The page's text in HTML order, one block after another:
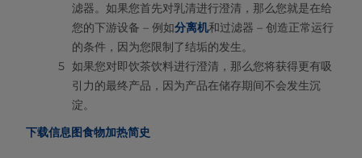
滤器。如果您首先对乳清进行澄清，那么您就是在给
您的下游设备 – 例如分离机和过滤器 – 创造正常运行
的条件，因为您限制了结垢的发生。
如果您对即饮茶饮料进行澄清，那么您将获得更有吸
引力的最终产品，因为产品在储存期间不会发生沉
淀。
下载信息图食物加热简史